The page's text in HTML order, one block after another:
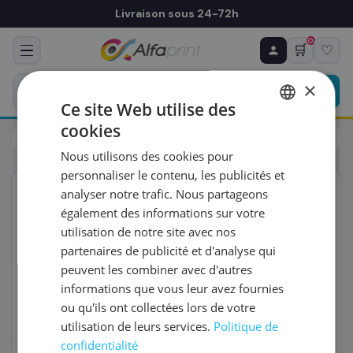
Livraison sous 24-72h
🛒
0
♡
Toners
Brother
ORIGINAL
♻ COMMANDE RÉCURRENTE
Prévoyez & économisez
Programmez votre prochain achat — notre équipe
vous prépare un devis personnalisé
RÉFÉRENCE DU PRODUIT
FRÉQUENCE
QUANTITÉ PAR LIVRAISON
DATE DE PREMIÈRE LIVRAISON SOUHAITÉE
×
Ce site Web utilise des
cookies
Nous utilisons des cookies pour
personnaliser le contenu, les publicités et
analyser notre trafic. Nous partageons
également des informations sur votre
utilisation de notre site avec nos
partenaires de publicité et d'analyse qui
peuvent les combiner avec d'autres
informations que vous leur avez fournies
ou qu'ils ont collectées lors de votre
utilisation de leurs services. Politique de
confidentialité